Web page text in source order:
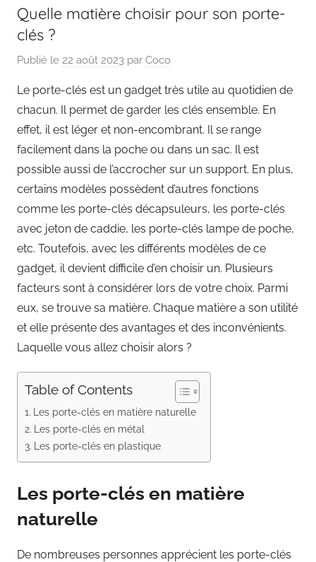
Quelle matière choisir pour son porte-
clés ?
Publié le 22 août 2023 par Coco
Le porte-clés est un gadget très utile au quotidien de
chacun. Il permet de garder les clés ensemble. En
effet, il est léger et non-encombrant. Il se range
facilement dans la poche ou dans un sac. Il est
possible aussi de l’accrocher sur un support. En plus,
certains modèles possèdent d’autres fonctions
comme les porte-clés décapsuleurs, les porte-clés
avec jeton de caddie, les porte-clés lampe de poche,
etc. Toutefois, avec les différents modèles de ce
gadget, il devient difficile d’en choisir un. Plusieurs
facteurs sont à considérer lors de votre choix. Parmi
eux, se trouve sa matière. Chaque matière a son utilité
et elle présente des avantages et des inconvénients.
Laquelle vous allez choisir alors ?
Table of Contents
Les porte-clés en matière naturelle
Les porte-clés en métal
Les porte-clés en plastique
Les porte-clés en matière
naturelle
De nombreuses personnes apprécient les porte-clés